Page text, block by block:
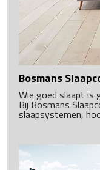
Bosmans
Wie goed slaapt is
Bij Bosmans
slaapsystemen,